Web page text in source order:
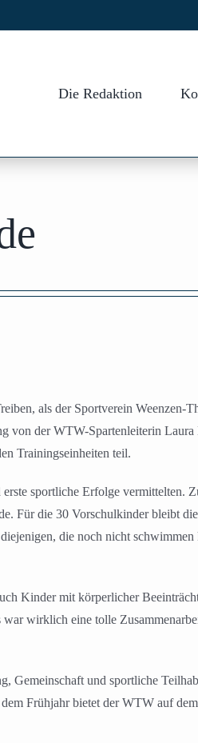
Die Redaktion
als der Sportverein Weenzen-
von der WTW-Spartenleiterin
Trainingseinheiten teil.
sportliche Erfolge vermittelten.
Für die 30 Vorschulkinder bleibt
die noch nicht
Kinder mit körperlicher
wirklich eine tolle
und sportliche
Frühjahr bietet der WTW auf